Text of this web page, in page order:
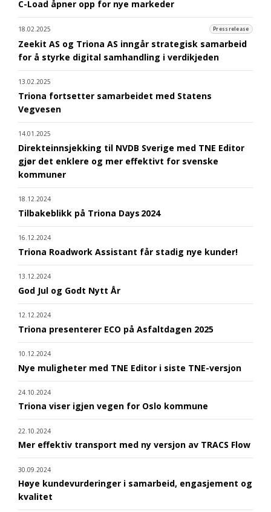
C-Load åpner opp for nye markeder
18.02.2025 Pressrelease
Zeekit AS og Triona AS inngår strategisk samarbeid
for å styrke digital samhandling i verdikjeden
13.02.2025
Triona fortsetter samarbeidet med Statens
Vegvesen
14.01.2025
Direkteinnsjekking til NVDB Sverige med TNE Editor
gjør det enklere og mer effektivt for svenske
kommuner
18.12.2024
Tilbakeblikk på Triona Days 2024
16.12.2024
Triona Roadwork Assistant får stadig nye kunder!
13.12.2024
God Jul og Godt Nytt År
12.12.2024
Triona presenterer ECO på Asfaltdagen 2025
10.12.2024
Nye muligheter med TNE Editor i siste TNE-versjon
24.10.2024
Triona viser igjen vegen for Oslo kommune
22.10.2024
Mer effektiv transport med ny versjon av TRACS Flow
30.09.2024
Høye kundevurderinger i samarbeid, engasjement og
kvalitet